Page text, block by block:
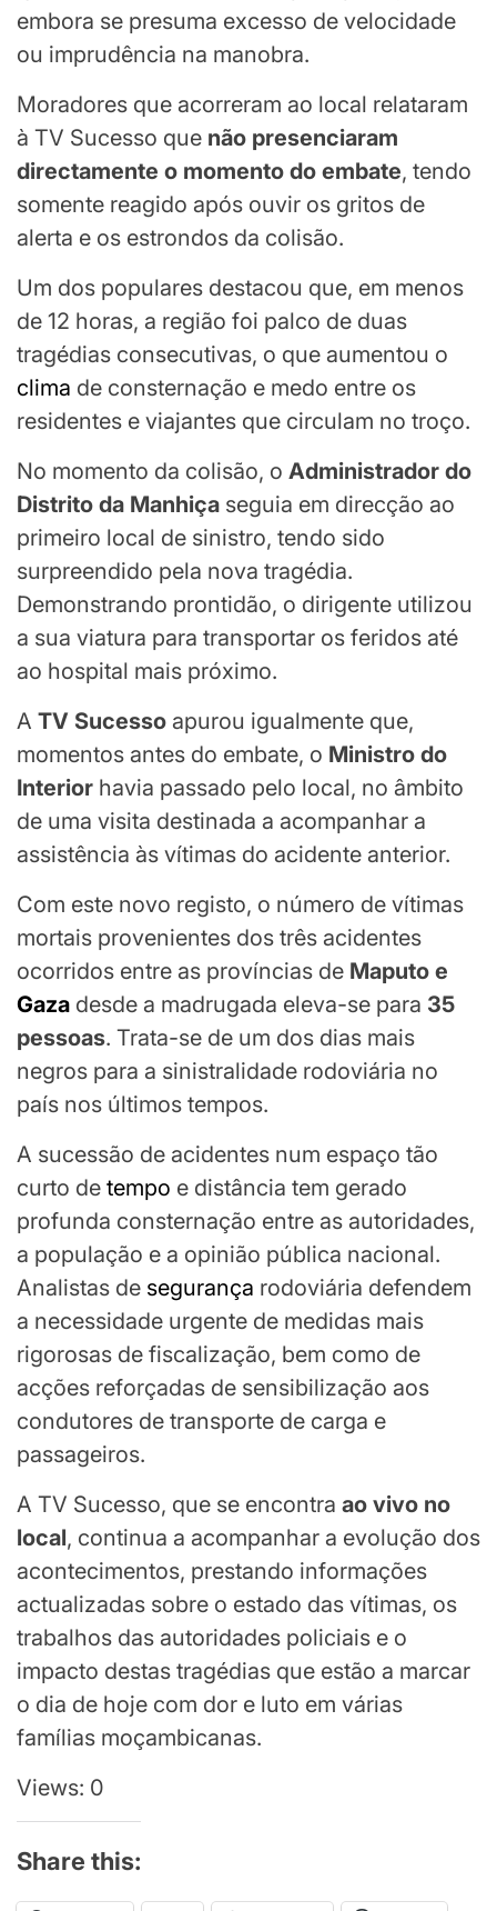
embora se presuma excesso de velocidade
ou imprudência na manobra.
Moradores que acorreram ao local relataram
à TV Sucesso que não presenciaram
directamente o momento do embate, tendo
somente reagido após ouvir os gritos de
alerta e os estrondos da colisão.
Um dos populares destacou que, em menos
de 12 horas, a região foi palco de duas
tragédias consecutivas, o que aumentou o
clima de consternação e medo entre os
residentes e viajantes que circulam no troço.
No momento da colisão, o Administrador do
Distrito da Manhiça seguia em direcção ao
primeiro local de sinistro, tendo sido
surpreendido pela nova tragédia.
Demonstrando prontidão, o dirigente utilizou
a sua viatura para transportar os feridos até
ao hospital mais próximo.
A TV Sucesso apurou igualmente que,
momentos antes do embate, o Ministro do
Interior havia passado pelo local, no âmbito
de uma visita destinada a acompanhar a
assistência às vítimas do acidente anterior.
Com este novo registo, o número de vítimas
mortais provenientes dos três acidentes
ocorridos entre as províncias de Maputo e
Gaza desde a madrugada eleva-se para 35
pessoas. Trata-se de um dos dias mais
negros para a sinistralidade rodoviária no
país nos últimos tempos.
A sucessão de acidentes num espaço tão
curto de tempo e distância tem gerado
profunda consternação entre as autoridades,
a população e a opinião pública nacional.
Analistas de segurança rodoviária defendem
a necessidade urgente de medidas mais
rigorosas de fiscalização, bem como de
acções reforçadas de sensibilização aos
condutores de transporte de carga e
passageiros.
A TV Sucesso, que se encontra ao vivo no
local, continua a acompanhar a evolução dos
acontecimentos, prestando informações
actualizadas sobre o estado das vítimas, os
trabalhos das autoridades policiais e o
impacto destas tragédias que estão a marcar
o dia de hoje com dor e luto em várias
famílias moçambicanas.
Views: 0
Share this: